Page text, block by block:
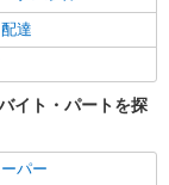
達
イト・パートを探
パー